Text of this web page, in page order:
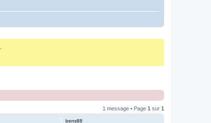
1 message • Page 1 sur 1
bens88